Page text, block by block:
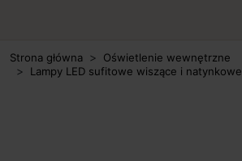
Strona główna
Oświetlenie wewnętrzne
Lampy LED sufitowe wiszące i natynkowe